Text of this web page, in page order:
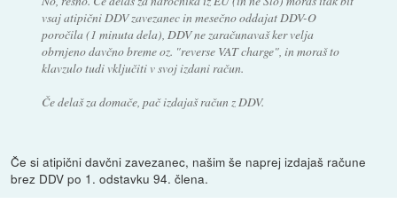
vsaj atipični DDV zavezanec in mesečno oddajat DDV-O
poročila (1 minuta dela), DDV ne zaračunavaš ker velja
obrnjeno davčno breme oz. "reverse VAT charge", in moraš to
klavzulo tudi vključiti v svoj izdani račun.
Če delaš za domače, pač izdajaš račun z DDV.
Če si atipični davčni zavezanec, našim še naprej izdajaš račune
brez DDV po 1. odstavku 94. člena.